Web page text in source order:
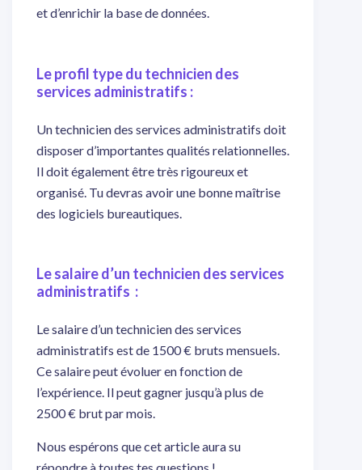
et d’enrichir la base de données.
Le profil type du technicien des
services administratifs :
Un technicien des services administratifs doit
disposer d’importantes qualités relationnelles.
Il doit également être très rigoureux et
organisé. Tu devras avoir une bonne maîtrise
des logiciels bureautiques.
Le salaire d’un technicien des services
administratifs :
Le salaire d’un technicien des services
administratifs est de 1500 € bruts mensuels.
Ce salaire peut évoluer en fonction de
l’expérience. Il peut gagner jusqu’à plus de
2500 € brut par mois.
Nous espérons que cet article aura su
répondre à toutes tes questions !